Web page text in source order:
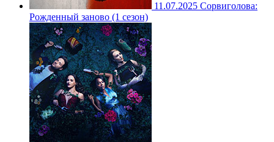
11.07.2025 Сорвиголова:
Рожденный заново (1 сезон)